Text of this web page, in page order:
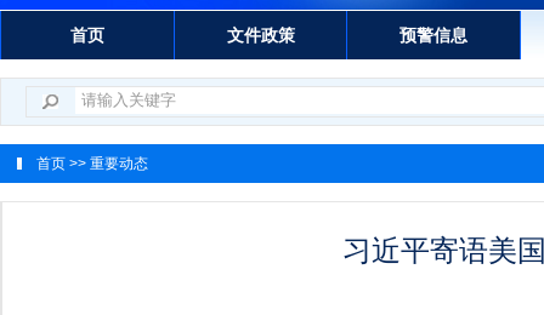
首页 文件政策 预警信息
首页 >> 重要动态
习近平寄语美